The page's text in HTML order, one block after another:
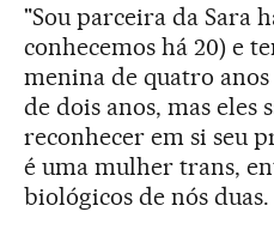
"Sou parceira da Sara
conhecemos há 20) e
menina de quatro
de dois anos, mas eles
reconhecer em si seu
é uma mulher trans,
biológicos de nós duas.